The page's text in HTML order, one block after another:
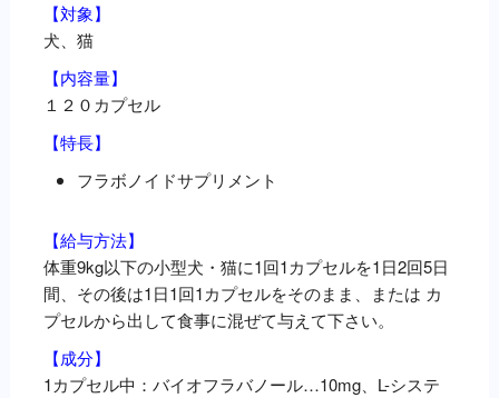
カ
セ
ル
【対象】
犬、猫
【内容量】
１２０カプセル
【特長】
フラボノイドサプリメント
【給与方法】
体重9kg以下の小型犬・猫に1回1カプセルを1日2回5日
間、その後は1日1回1カプセルをそのまま、または カ
プセルから出して食事に混ぜて与えて下さい。
【成分】
1カプセル中：バイオフラバノール…10mg、L-システ